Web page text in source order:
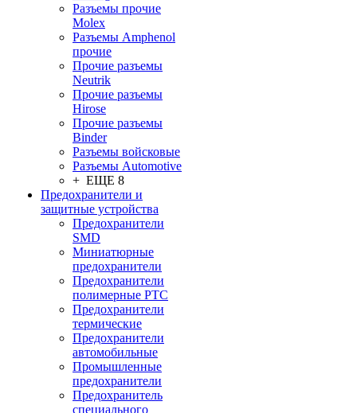
Разъемы прочие
Molex
Разъемы Amphenol
прочие
Прочие разъемы
Neutrik
Прочие разъемы
Hirose
Прочие разъемы
Binder
Разъемы войсковые
Разъeмы Automotive
+ ЕЩЕ 8
Предохранители и
защитные устройства
Предохранители
SMD
Миниатюрные
предохранители
Предохранители
полимерные PTC
Предохранители
термические
Предохранители
автомобильные
Промышленные
предохранители
Предохранитель
специального